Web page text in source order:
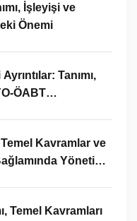
İşleyişi ve
Önemi
Tanımı,
ÖABT
Kavramlar ve
Yönetim
Temel Kavramları